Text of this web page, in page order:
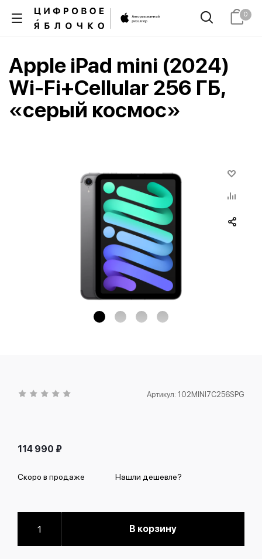
0
Apple iPad mini (2024)
Wi-Fi+Cellular 256 ГБ,
«серый космос»
Артикул: 102MINI7C256SPG
114 990 ₽
Скоро в продаже Нашли дешевле?
В корзину